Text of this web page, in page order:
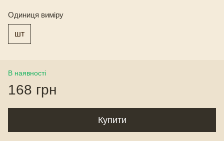
Одиниця виміру
шт
В наявності
168 грн
Купити